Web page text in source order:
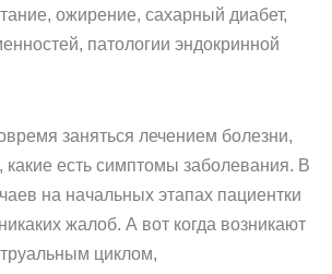
ожирение, сахарный диабет,
патологии эндокринной
заняться лечением болезни,
какие есть симптомы заболевания. В
на начальных этапах пациентки
жалоб. А вот когда возникают
циклом,